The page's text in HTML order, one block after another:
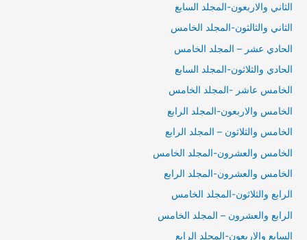
الثاني والاربعون-المجلد السابع
الثاني والثالثون-المجلد الخامس
الحادي عشر – المجلد الخامس
الحادي والثلاثون-المجلد السابع
الخامس عاشر -المجلد الخامس
الخامس والاربعون-المجلد الرابع
الخامس والثلاثون – المجلد الرابع
الخامس والعشرون-المجلد الخامس
الخامس والعشرون-المجلد الرابع
الرابع والثلاثون-المجلد الخامس
الرابع والعشرون – المجلد الخامس
السابع والاربعون-المجلد الرابع